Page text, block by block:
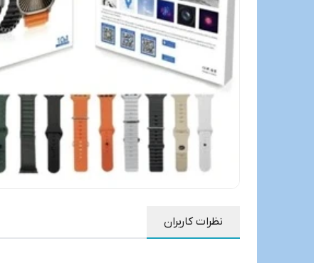
نظرات کاربران